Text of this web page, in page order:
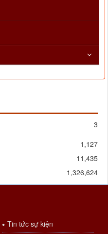
3
1,127
11,435
1,326,624
Tin tức sự kiện